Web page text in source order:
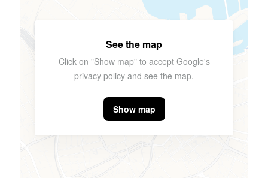
See the map
Click on "Show map" to accept Google's
privacy policy and see the map.
Show map